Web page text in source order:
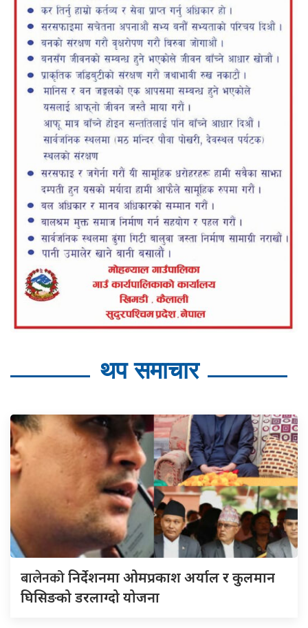
थप समाचार
बालेनकोनिर्देशनमा ओमप्रकाश अर्याल र कुलमान
घिसिङको डरलाग्दो योजना